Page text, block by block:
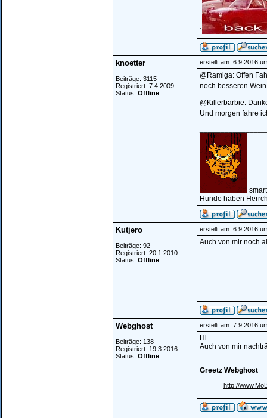
´
knoetter
Beiträge: 3115
Registriert: 7.4.2009
Status: Offline
erstellt am: 6.9.2016
@Ramiga: Offen
noch besseren
@Killerbarbie:
Und morgen fahre
Hunde haben
Kutjero
Beiträge: 92
Registriert: 20.1.2010
Status: Offline
erstellt am: 6.9.2016
Auch von mir noch
Webghost
Beiträge: 138
Registriert: 19.3.2016
Status: Offline
erstellt am: 7.9.2016
Hi
Auch von mir
Greetz Webghost
http://